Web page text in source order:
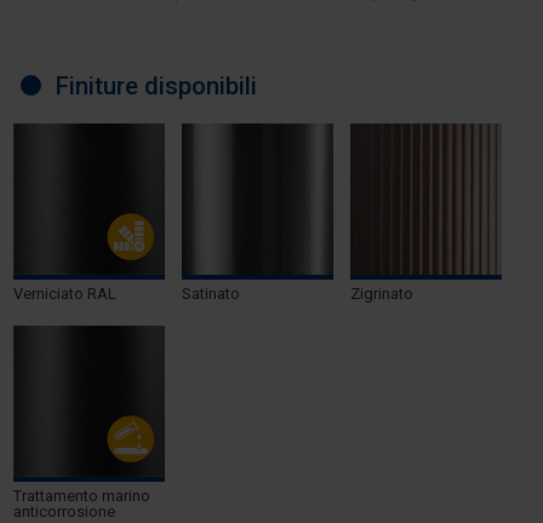
Finiture disponibili
Verniciato RAL Satinato Zigrinato
Trattamento marino
anticorrosione